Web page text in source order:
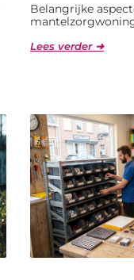
Belangrijke
Lees verder ➜